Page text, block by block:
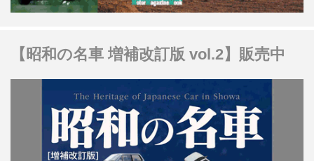
【昭和の名車 増補改訂版 vol.2】販売中